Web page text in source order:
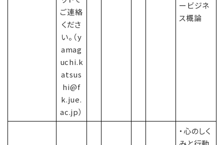
ご連絡
くださ
い。（y
amag
uchi.k
atsus
hi@f
k.jue.
ac.jp）
ービジネ
ス概論
・心のしく